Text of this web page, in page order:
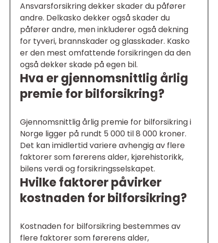
Ansvarsforsikring dekker skader du påfører
andre. Delkasko dekker også skader du
påfører andre, men inkluderer også dekning
for tyveri, brannskader og glasskader. Kasko
er den mest omfattende forsikringen da den
også dekker skade på egen bil.
Hva er gjennomsnittlig årlig
premie for bilforsikring?
Gjennomsnittlig årlig premie for bilforsikring i
Norge ligger på rundt 5 000 til 8 000 kroner.
Det kan imidlertid variere avhengig av flere
faktorer som førerens alder, kjørehistorikk,
bilens verdi og forsikringsselskapet.
Hvilke faktorer påvirker
kostnaden for bilforsikring?
Kostnaden for bilforsikring bestemmes av
flere faktorer som førerens alder,